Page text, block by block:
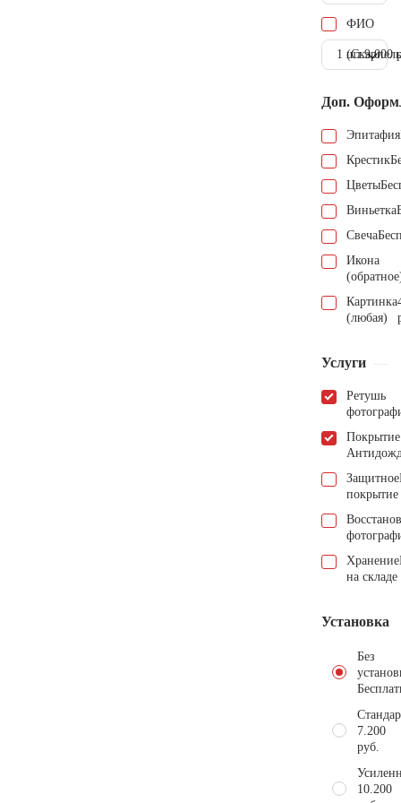
ФИО
1 шт.9.000
Доп.
Эпитафия
Крестик
Цветы
Виньетка
Свеча
Икона
Картинка
(любая)
Услуги
Ретушь
Покрытие
Защитное
покрытие
Хранение
на складе
Установка
Без
7.200
руб.
10.200